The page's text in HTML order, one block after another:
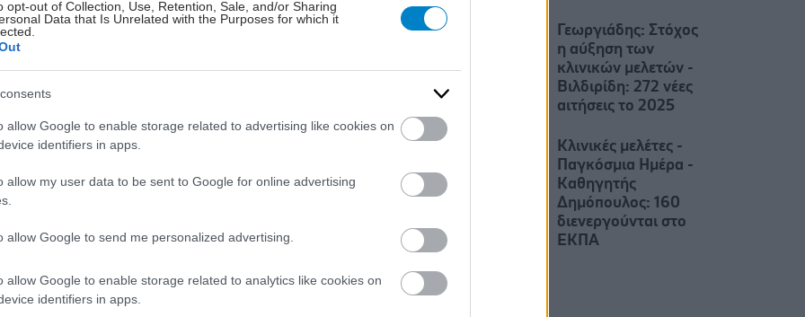
opt-out of Collection, Use, Retention, Sale, and/or Sharing
Data that Is Unrelated with the Purposes for which it
allow Google to enable storage related to advertising like cookies on
identifiers in apps.
allow my user data to be sent to Google for online advertising
allow Google to send me personalized advertising.
allow Google to enable storage related to analytics like cookies on
identifiers in apps.
στη συγκράτηση υψηλής εξειδίκευσης
δυναμικού στη χώρα,
σημαντική εξοικονόμηση πόρων για το
και διαγνωστικών/εργαστηριακών εξετάσεων
υλοποίησης των μελετών.
της γραφειοκρατίας, τυποποίηση διαδικασιών,
κ.λπ., υφίσταται πρόβλημα στην εισαγωγή
εταιρείες που υλοποιούν μελέτες στην Ελλάδα
από το εξωτερικό και όχι μέσω των θυγατρικών
Γεωργιάδης: Στόχος
η αύξηση των
κλινικών μελετών -
Βιλδιρίδη: 272 νέες
αιτήσεις το 2025
Κλινικές μελέτες -
Παγκόσμια Ημέρα -
Καθηγητής
Δημόπουλος: 160
διενεργούνται στο
ΕΚΠΑ